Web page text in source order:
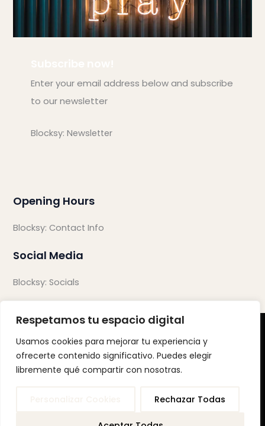
Respetamos tu espacio digital
Usamos cookies para mejorar tu experiencia y
ofrecerte contenido significativo. Puedes elegir
libremente qué compartir con nosotras.
Rechazar Todas
Enter your email address below and subscribe
to our newsletter
Blocksy: Newsletter
Opening Hours
Blocksy: Contact Info
Social Media
Blocksy: Socials
ANC MENTORING